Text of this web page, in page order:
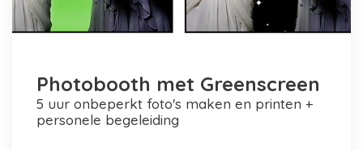
Photobooth met Greenscreen
5 uur onbeperkt foto's maken en printen +
personele begeleiding